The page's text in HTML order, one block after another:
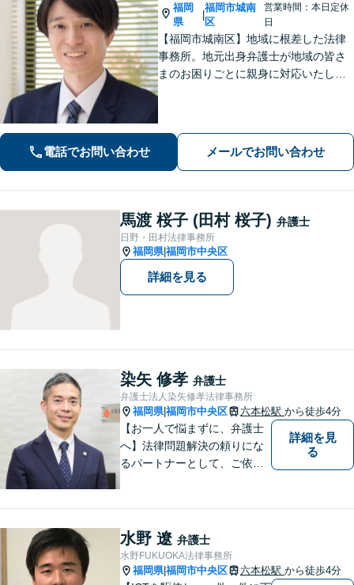
福岡
県
|
福岡市城南
区
営業時間：本日定休
日
【福岡市城南区】地域に根差した法律
事務所。地元出身弁護士が地域の皆さ
まのお困りごとに親身に対応いたしま
電話でお問い合わせ メールでお問い合わせ
馬渡 桜子 (田村 桜子) 弁護士
日野・田村法律事務所
福岡県|福岡市中央区
詳細を見る
染矢 修孝 弁護士
弁護士法人染矢修孝法律事務所
福岡県|福岡市中央区 六本松駅 から徒歩4分
【お一人で悩まずに、弁護士
へ】法律問題解決の頼りにな
るパートナーとして、ご依頼
じめ、「離婚事件」、「損害
賠償請求事件」、「刑事事
件」まで多数の事件の取り扱
詳細を見
る
水野 遼 弁護士
水野FUKUOKA法律事務所
福岡県|福岡市中央区 六本松駅 から徒歩4分